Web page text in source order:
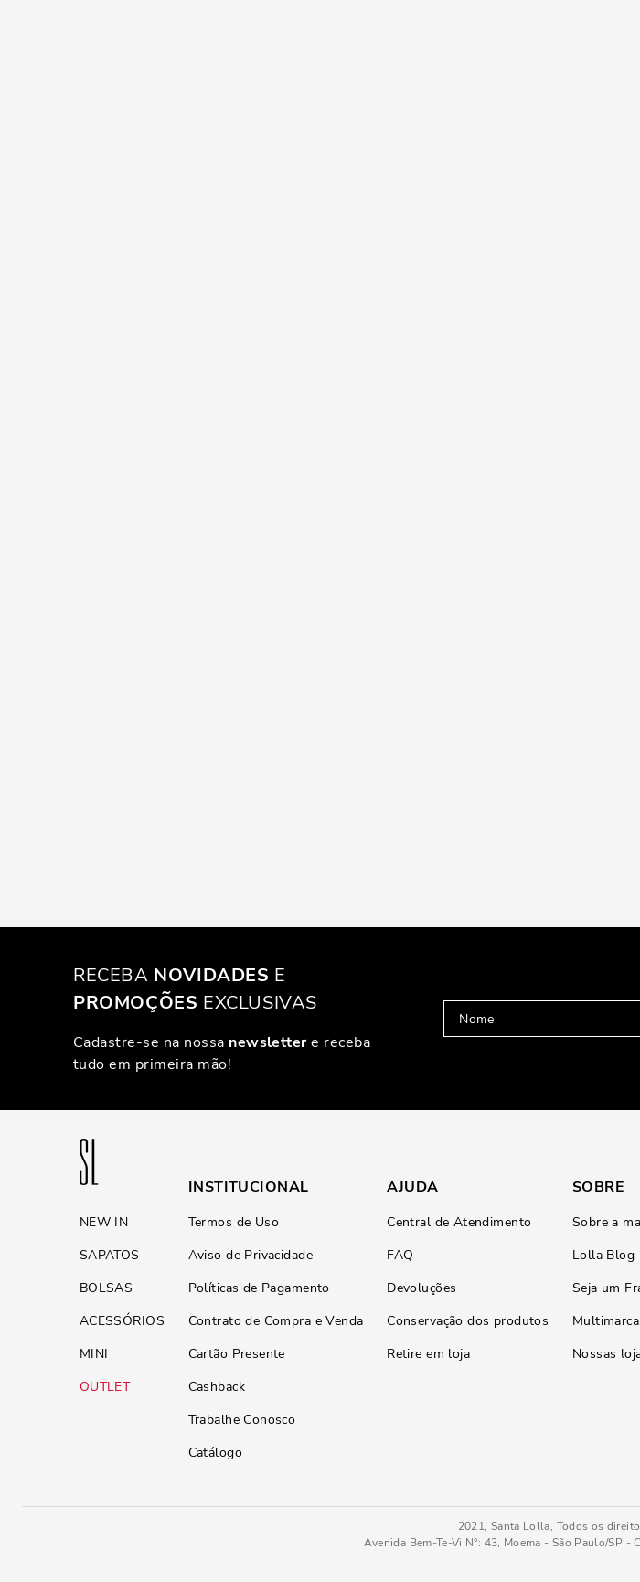
RECEBA NOVIDADES E
PROMOÇÕES EXCLUSIVAS
Cadastre-se na nossa newslettere receba
tudo em primeira mão!
NEW IN
SAPATOS
BOLSAS
ACESSÓRIOS
MINI
OUTLET
INSTITUCIONAL
Termos de Uso
Aviso de Privacidade
Políticas de Pagamento
Contrato de Compra e Venda
Cartão Presente
Cashback
Trabalhe Conosco
Catálogo
AJUDA
Central de Atendimento
FAQ
Devoluções
Conservação dos produtos
Retire em loja
SOBRE
Sobre a
Lolla Blog
Seja um
Nossas
2021, Santa Lolla, Todos os
Avenida Bem-Te-Vi N°: 43, Moema - São Paulo/SP